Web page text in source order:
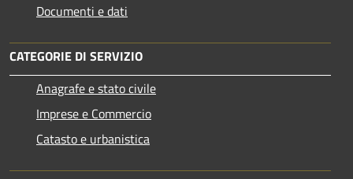
Documenti e dati
CATEGORIE DI SERVIZIO
Anagrafe e stato civile
Imprese e Commercio
Catasto e urbanistica